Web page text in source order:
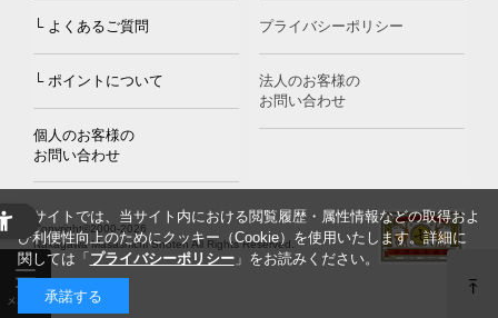
└ よくあるご質問
└ ポイントについて
個人のお客様の
お問い合わせ
プライバシーポリシー
法人のお客様の
お問い合わせ
Copyright©2000-2026
Nakagawa Masashichi Shoten All Rights Reserved.
当サイトでは、当サイト内における閲覧履歴・属性情報などの取得およ
び利便性向上のためにクッキー（Cookie）を使用いたします。詳細に
関しては「 プライバシーポリシー」をお読みください。
承諾する